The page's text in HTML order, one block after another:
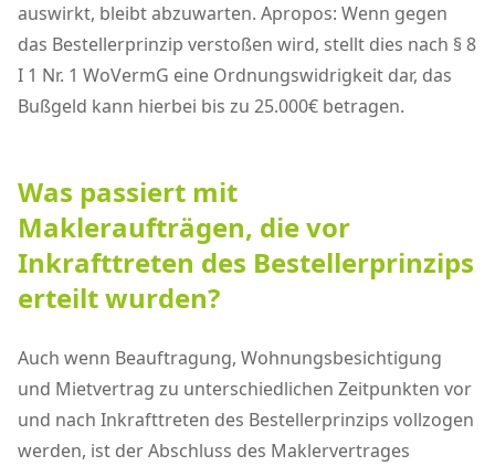
auswirkt, bleibt abzuwarten. Apropos: Wenn gegen
das Bestellerprinzip verstoßen wird, stellt dies nach § 8
I 1 Nr. 1 WoVermG eine Ordnungswidrigkeit dar, das
Bußgeld kann hierbei bis zu 25.000€ betragen.
Was passiert mit
Makleraufträgen, die vor
Inkrafttreten des Bestellerprinzips
erteilt wurden?
Auch wenn Beauftragung, Wohnungsbesichtigung
und Mietvertrag zu unterschiedlichen Zeitpunkten vor
und nach Inkrafttreten des Bestellerprinzips vollzogen
werden, ist der Abschluss des Maklervertrages